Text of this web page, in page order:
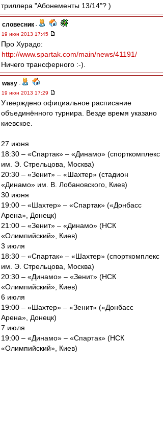
триллера "Абонементы 13/14"? )
словесник -
19 июн 2013 17:45
Про Хурадо:
http://www.spartak.com/main/news/41191/
Ничего трансферного :-).
wasy -
19 июн 2013 17:29
Утверждено официальное расписание
объединённого турнира. Везде время указано
киевское.
27 июня
18:30 – «Спартак» – «Динамо» (спорткомплекс
им. Э. Стрельцова, Москва)
20:30 – «Зенит» – «Шахтер» (стадион
«Динамо» им. В. Лобановского, Киев)
30 июня
19:00 – «Шахтер» – «Спартак» («Донбасс
Арена», Донецк)
21:00 – «Зенит» – «Динамо» (НСК
«Олимпийский», Киев)
3 июля
18:30 – «Спартак» – «Шахтер» (спорткомплекс
им. Э. Стрельцова, Москва)
20:30 – «Динамо» – «Зенит» (НСК
«Олимпийский», Киев)
6 июля
19:00 – «Шахтер» – «Зенит» («Донбасс
Арена», Донецк)
7 июля
19:00 – «Динамо» – «Спартак» (НСК
«Олимпийский», Киев)